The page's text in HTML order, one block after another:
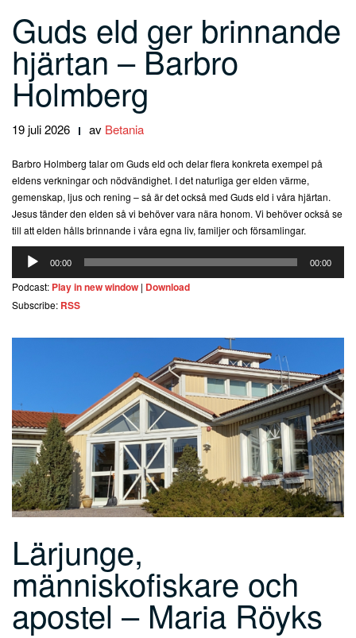
Guds eld ger brinnande
hjärtan – Barbro
Holmberg
19 juli 2026 av Betania
Barbro Holmberg talar om Guds eld och delar flera konkreta exempel på
eldens verkningar och nödvändighet. I det naturliga ger elden värme,
gemenskap, ljus och rening – så är det också med Guds eld i våra hjärtan.
Jesus tänder den elden så vi behöver vara nära honom. Vi behöver också se
till att elden hålls brinnande i våra egna liv, familjer och församlingar.
Ljudspelare
00:00 00:00
Podcast: Play in new window | Download
Subscribe: RSS
Lärjunge,
människofiskare och
apostel – Maria Röyks